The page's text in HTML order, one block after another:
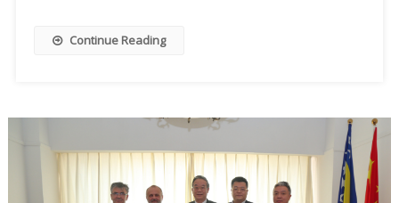
Continue Reading